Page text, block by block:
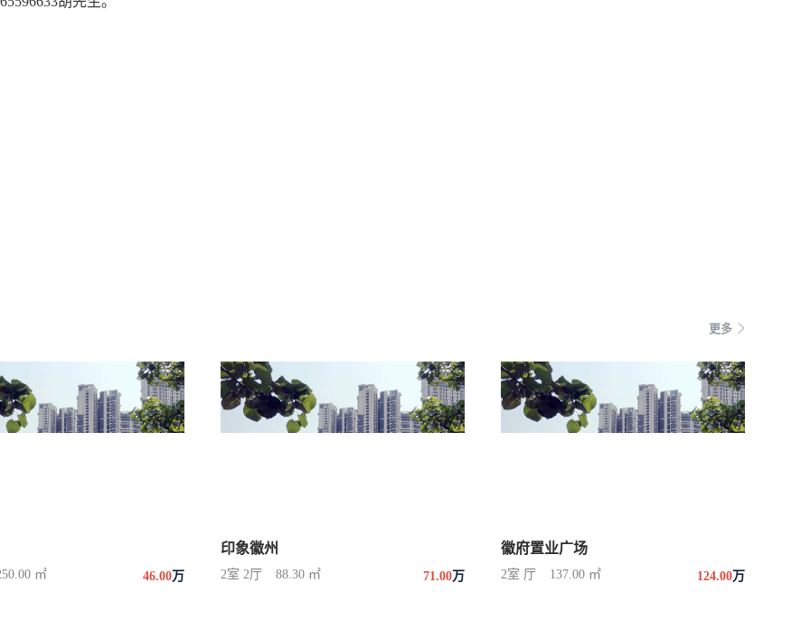
更多
㎡ 46.00万
印象徽州
2室 2厅 88.30 ㎡ 71.00万
徽府置业广场
2室 厅 137.00 ㎡ 124.00万